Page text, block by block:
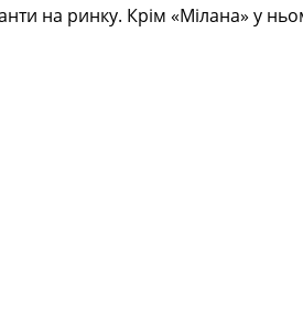
на ринку. Крім «Мілана» у